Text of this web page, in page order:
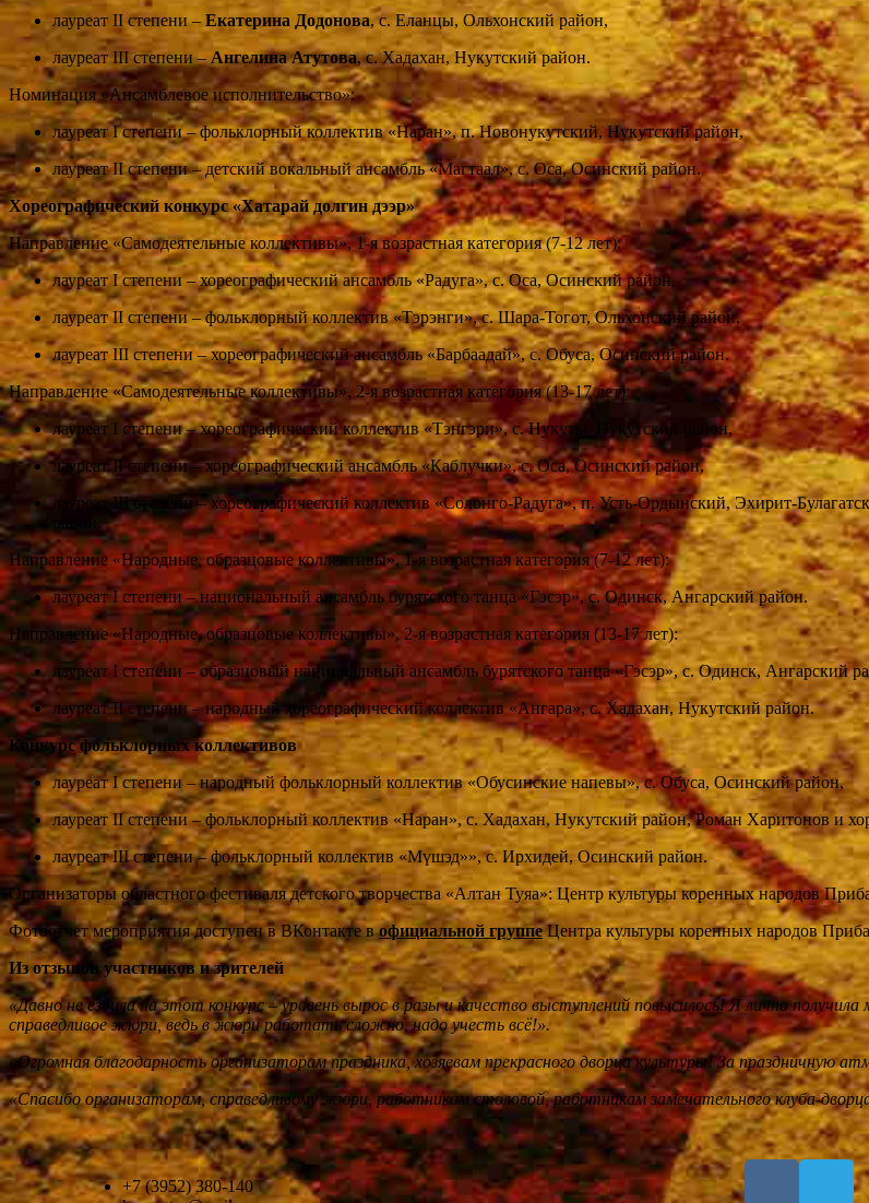
лауреат II степени –Екатерина Додонова, с. Еланцы, Ольхонский район,
лауреат III степени –Ангелина Атутова, с. Хадахан, Нукутский район.
Номинация «Ансамблевое исполнительство»:
лауреат I степени – фольклорный коллектив «Наран», п. Новонукутский, Нукутский район,
лауреат II степени – детский вокальный ансамбль «Магтаал», с. Оса, Осинский район.
Хореографический конкурс «Хатарай долгин дээр»
Направление «Самодеятельные коллективы», 1-я возрастная категория (7-12 лет):
лауреат I степени – хореографический ансамбль «Радуга», с. Оса, Осинский район,
лауреат II степени – фольклорный коллектив «Тэрэнги», с. Шара-Тогот, Ольхонский район,
лауреат III степени – хореографический ансамбль «Барбаадай», с. Обуса, Осинский район.
Направление «Самодеятельные коллективы», 2-я возрастная категория (13-17 лет):
лауреат I степени – хореографический коллектив «Тэнгэри», с. Нукуты, Нукутский район,
лауреат II степени – хореографический ансамбль «Каблучки», с. Оса, Осинский район,
лауреат III степени – хореографический коллектив «Солонго-Радуга», п. Усть-Ордынский, Эхирит-
район.
Направление «Народные, образцовые коллективы», 1-я возрастная категория (7-12 лет):
лауреат I степени – национальный ансамбль бурятского танца «Гэсэр», с. Одинск, Ангарский район.
Направление «Народные, образцовые коллективы», 2-я возрастная категория (13-17 лет):
лауреат I степени – образцовый национальный ансамбль бурятского танца «Гэсэр», с. Одинск, Ангарский
лауреат II степени – народный хореографический коллектив «Ангара», с. Хадахан, Нукутский район.
Конкурс фольклорных коллективов
лауреат I степени – народный фольклорный коллектив «Обусинские напевы», с. Обуса, Осинский район,
лауреат II степени – фольклорный коллектив «Наран», с. Хадахан, Нукутский район, Роман Харитонов и
лауреат III степени – фольклорный коллектив «Мүшэд»», с. Ирхидей, Осинский район.
Организаторы областного фестиваля детского творчества «Алтан Туяа»: Центр культуры коренных народов
Фотоотчет мероприятия доступен в ВКонтакте вофициальной группеЦентра культуры коренных народов
Из отзывов участников и зрителей
«Давно не ездила на этот конкурс – уровень вырос в разы и качество выступлений повысилось! Я лично
справедливое жюри, ведь в жюри работать сложно, надо учесть всё!».
«Огромная благодарность организаторам праздника, хозяевам прекрасного дворца культуры! За праздничную
«Спасибо организаторам, справедливому жюри, работникам столовой, работникам замечательного клуба-
+7 (3952) 380-140